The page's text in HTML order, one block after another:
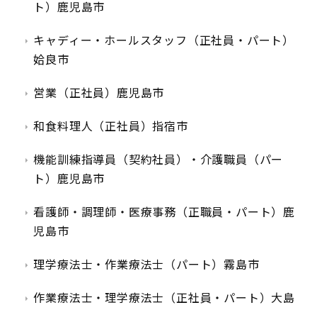
ト）鹿児島市
キャディー・ホールスタッフ（正社員・パート）
姶良市
営業（正社員）鹿児島市
和食料理人（正社員）指宿市
機能訓練指導員（契約社員）・介護職員（パー
ト）鹿児島市
看護師・調理師・医療事務（正職員・パート）鹿
児島市
理学療法士・作業療法士（パート）霧島市
作業療法士・理学療法士（正社員・パート）大島